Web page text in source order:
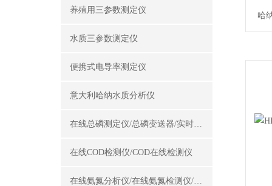
养殖用三参数测定仪
水质三参数测定仪
便携式电导率测定仪
意大利哈纳水质分析仪
在线总磷测定仪/总磷变送器/实时总磷监测仪
在线COD检测仪/COD在线检测仪
在线氨氮分析仪/在线氨氮检测仪/氨氮变送器
哈